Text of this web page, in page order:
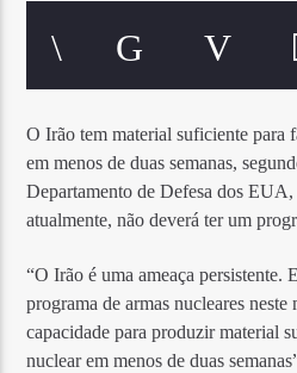
O Irão tem material suficiente para
em menos de duas semanas,
Departamento de Defesa dos EUA,
atualmente, não deverá ter um
“O Irão é uma ameaça persistente.
programa de armas nucleares neste
capacidade para produzir material
nuclear em menos de duas